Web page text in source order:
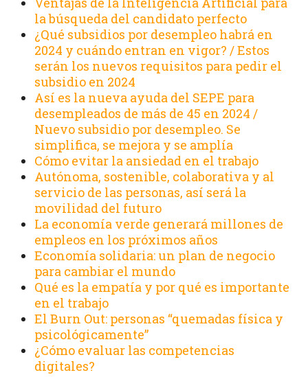
la búsqueda del candidato perfecto
¿Qué subsidios por desempleo habrá en
2024 y cuándo entran en vigor? / Estos
serán los nuevos requisitos para pedir el
subsidio en 2024
Así es la nueva ayuda del SEPE para
desempleados de más de 45 en 2024 /
Nuevo subsidio por desempleo. Se
simplifica, se mejora y se amplía
Cómo evitar la ansiedad en el trabajo
Autónoma, sostenible, colaborativa y al
servicio de las personas, así será la
movilidad del futuro
La economía verde generará millones de
empleos en los próximos años
Economía solidaria: un plan de negocio
para cambiar el mundo
Qué es la empatía y por qué es importante
en el trabajo
El Burn Out: personas “quemadas física y
psicológicamente”
¿Cómo evaluar las competencias
digitales?